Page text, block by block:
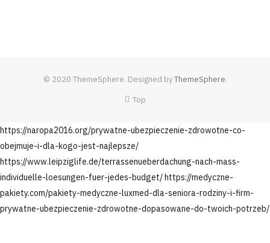
© 2020 ThemeSphere. Designed byThemeSphere.
Top
https://naropa2016.org/prywatne-ubezpieczenie-zdrowotne-co-
obejmuje-i-dla-kogo-jest-najlepsze/
https://www.leipziglife.de/terrassenueberdachung-nach-mass-
individuelle-loesungen-fuer-jedes-budget/https://medyczne-
pakiety.com/pakiety-medyczne-luxmed-dla-seniora-rodziny-i-firm-
prywatne-ubezpieczenie-zdrowotne-dopasowane-do-twoich-potrzeb/